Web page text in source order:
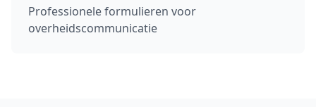
Professionele formulieren voor
overheidscommunicatie